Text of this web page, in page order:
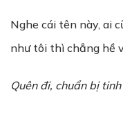
Nghe cái tên này, ai
như tôi thì chẳng hề
Quên đi, chuẩn bịtinh